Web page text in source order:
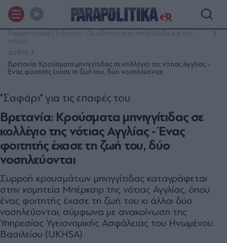
Παραπολιτικά | Ειδήσεις - Οι ειδήσεις από την Ελλάδα και τον
κόσμο
Διεθνή
Βρετανία: Κρούσματα μηνιγγίτιδας σε κολλέγιο της νότιας Αγγλίας -
Ένας φοιτητής έχασε τη ζωή του, δύο νοσηλεύονται
Βρετανία: Κρούσματα μηνιγγίτιδας σε
κολλέγιο της νότιας Αγγλίας - Ένας
φοιτητής έχασε τη ζωή του, δύο
νοσηλεύονται
"Σαφάρι" για τις επαφές του
Συρροή κρουσμάτων μηνιγγίτιδας καταγράφεται
στην κομητεία Μπέρκσιρ της νότιας Αγγλίας, όπου
ένας φοιτητής έχασε τη ζωή του κι άλλοι δύο
νοσηλεύονται, σύμφωνα με ανακοίνωση της
Υπηρεσίας Υγειονομικής Ασφάλειας του Ηνωμένου
Βασιλείου (UKHSA)